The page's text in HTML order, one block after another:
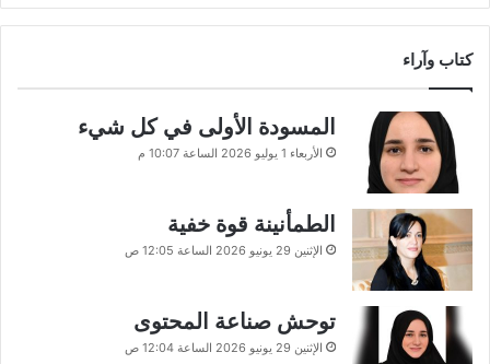
كتاب وآراء
المسودة الأولى في كل شيء
الأربعاء 1 يوليو 2026 الساعة 10:07 م
الطمأنينة قوة خفية
الإثنين 29 يونيو 2026 الساعة 12:05 ص
توحش صناعة المحتوى
الإثنين 29 يونيو 2026 الساعة 12:04 ص